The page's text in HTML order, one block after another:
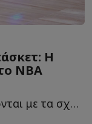
Η
NBA
Ανάμεσα στις πόλεις που συνδέονται με τα σχέδια του NB...